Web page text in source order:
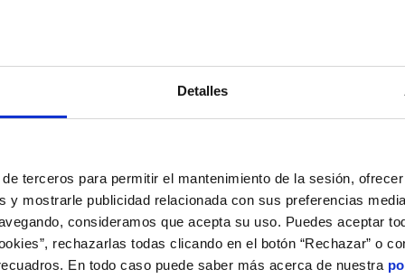
Detalles
terceros para permitir el mantenimiento de la sesión,
y mostrarle publicidad relacionada con sus preferencias
consideramos que acepta su uso. Puedes aceptar
rechazarlas todas clicando en el botón “Rechazar” o
En todo caso puede saber más acerca de nuestra